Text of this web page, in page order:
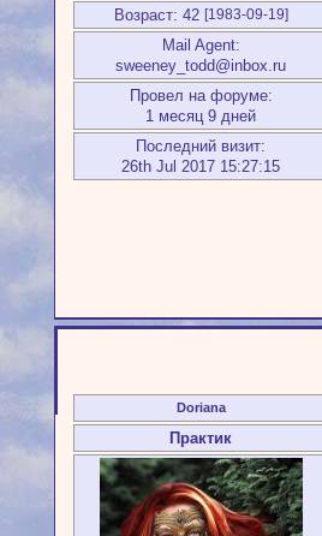
Возраст: 42 [1983-09-19]
Mail Agent:
sweeney_todd@inbox.ru
Провел на форуме:
1 месяц 9 дней
Последний визит:
26th Jul 2017 15:27:15
Doriana
Практик